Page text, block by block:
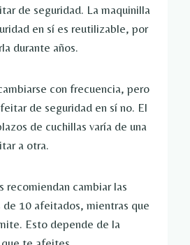
de seguridad. La maquinilla
en sí es reutilizable, por
durante años.
con frecuencia, pero
de seguridad en sí no. El
de cuchillas varía de una
a otra.
recomiendan cambiar las
de 10 afeitados, mientras que
Esto depende de la